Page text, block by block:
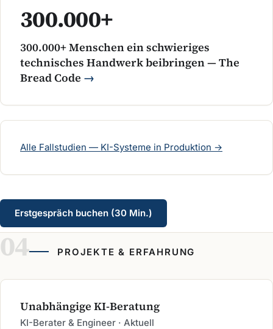
300.000+
300.000+ Menschen ein schwieriges
technisches Handwerk beibringen — The
Bread Code
Alle Fallstudien — KI-Systeme in Produktion →
Erstgespräch buchen (30 Min.)
PROJEKTE & ERFAHRUNG
Unabhängige KI-Beratung
KI-Berater & Engineer · Aktuell